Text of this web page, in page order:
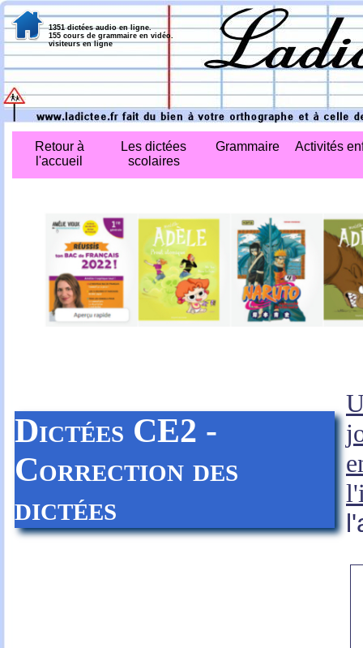
Dictées CE2 -
Correction des
dictées